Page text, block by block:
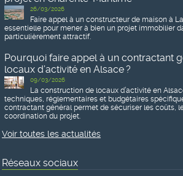
26/03/2026
Faire appel à un constructeur de maison à
essentielle pour mener à bien un projet immobilier
particulièrement attractif.
Pourquoi faire appel à un contractant
locaux d’activité en Alsace ?
09/03/2026
La construction de locaux d’activité en
techniques, réglementaires et budgétaires
contractant général permet de sécuriser les coûts,
coordination du projet.
Voir toutes les actualités
Réseaux sociaux